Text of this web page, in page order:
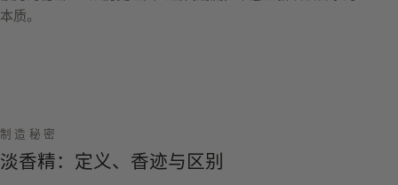
本质。
制造秘密
淡香精：定义、香迹与区别